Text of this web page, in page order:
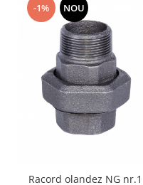
-1% NOU
Racord olandez NG nr.1